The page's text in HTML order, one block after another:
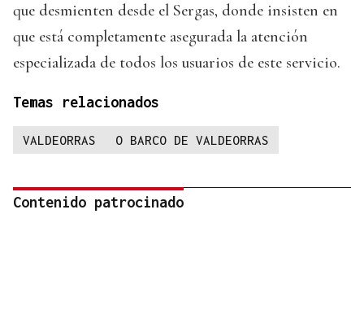
que desmienten desde el Sergas, donde insisten en
que está completamente asegurada la atención
especializada de todos los usuarios de este servicio.
Temas relacionados
VALDEORRAS O BARCO DE VALDEORRAS
Contenido patrocinado